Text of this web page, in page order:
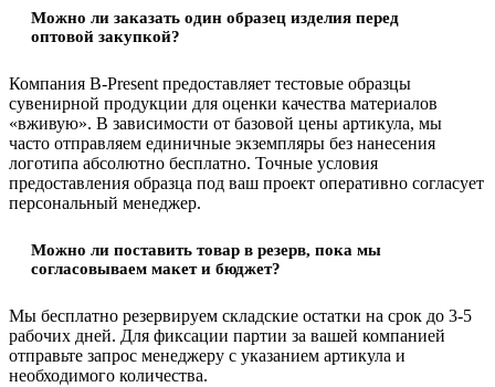
Можно ли заказать один образец изделия перед
оптовой закупкой?
Компания B-Present предоставляет тестовые образцы
сувенирной продукции для оценки качества материалов
«вживую». В зависимости от базовой цены артикула, мы
часто отправляем единичные экземпляры без нанесения
логотипа абсолютно бесплатно. Точные условия
предоставления образца под ваш проект оперативно согласует
персональный менеджер.
Можно ли поставить товар в резерв, пока мы
согласовываем макет и бюджет?
Мы бесплатно резервируем складские остатки на срок до 3-5
рабочих дней. Для фиксации партии за вашей компанией
отправьте запрос менеджеру с указанием артикула и
необходимого количества.